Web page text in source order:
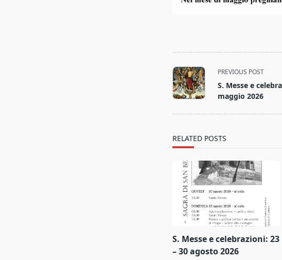
PREVIOUS POST
S. Messe e
maggio 2026
RELATED POSTS
S. Messe e celebrazioni: 23
– 30 agosto 2026